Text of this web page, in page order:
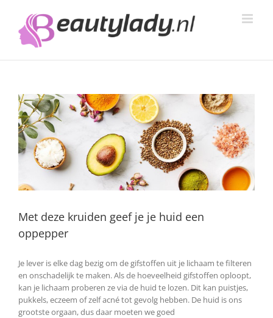
inhoud
Met deze kruiden geef je je huid een
oppepper
Je lever is elke dag bezig om de gifstoffen uit je lichaam te filteren
en onschadelijk te maken. Als de hoeveelheid gifstoffen oploopt,
kan je lichaam proberen ze via de huid te lozen. Dit kan puistjes,
pukkels, eczeem of zelf acné tot gevolg hebben. De huid is ons
grootste orgaan, dus daar moeten we goed